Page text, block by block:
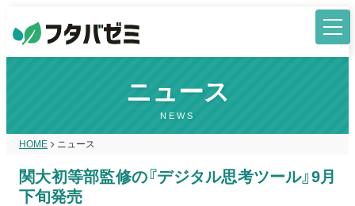
ニュース
NEWS
HOME ニュース
関大初等部監修の『デジタル思考ツール』9月
下旬発売